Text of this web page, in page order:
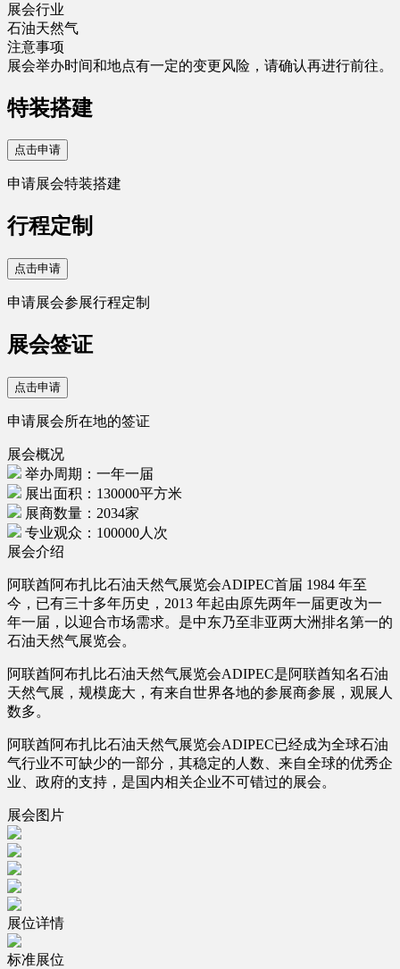
展会行业
石油天然气
注意事项
展会举办时间和地点有一定的变更风险，请确认再进行前往。
特装搭建
点击申请
申请展会特装搭建
行程定制
点击申请
申请展会参展行程定制
展会签证
点击申请
申请展会所在地的签证
展会概况
举办周期：一年一届
展出面积：130000平方米
展商数量：2034家
专业观众：100000人次
展会介绍
阿联酋阿布扎比石油天然气展览会ADIPEC首届 1984 年至
今，已有三十多年历史，2013 年起由原先两年一届更改为一
年一届，以迎合市场需求。是中东乃至非亚两大洲排名第一的
石油天然气展览会。
阿联酋阿布扎比石油天然气展览会ADIPEC是阿联酋知名石油
天然气展，规模庞大，有来自世界各地的参展商参展，观展人
数多。
阿联酋阿布扎比石油天然气展览会ADIPEC已经成为全球石油
气行业不可缺少的一部分，其稳定的人数、来自全球的优秀企
业、政府的支持，是国内相关企业不可错过的展会。
展会图片
展位详情
标准展位